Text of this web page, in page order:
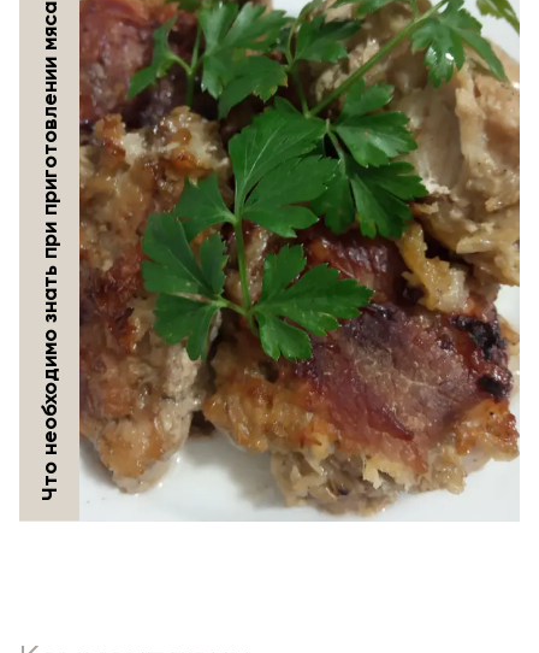
Что необходимо знать при приготовлении мяса